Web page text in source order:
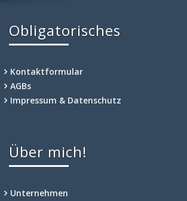
Obligatorisches
Kontaktformular
AGBs
Impressum & Datenschutz
Über mich!
Unternehmen